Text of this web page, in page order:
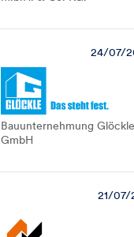
24/07/
Bauunternehmung
GmbH
21/07/